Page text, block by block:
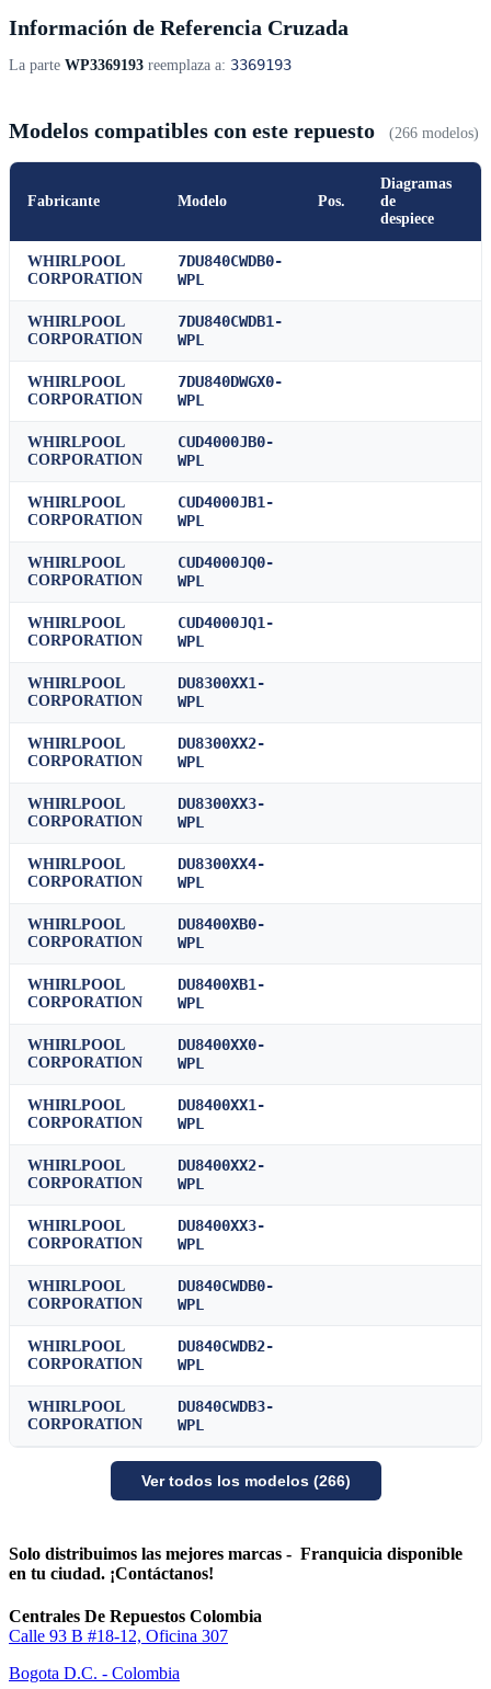
Información de Referencia Cruzada
La parte WP3369193 reemplaza a: 3369193
Modelos compatibles con este repuesto (266 modelos)
Fabricante Modelo Pos.
Diagramas
de
despiece
WHIRLPOOL
CORPORATION
7DU840CWDB0-
WPL
WHIRLPOOL
CORPORATION
7DU840CWDB1-
WPL
WHIRLPOOL
CORPORATION
7DU840DWGX0-
WPL
WHIRLPOOL
CORPORATION
CUD4000JB0-
WPL
WHIRLPOOL
CORPORATION
CUD4000JB1-
WPL
WHIRLPOOL
CORPORATION
CUD4000JQ0-
WPL
WHIRLPOOL
CORPORATION
CUD4000JQ1-
WPL
WHIRLPOOL
CORPORATION
DU8300XX1-
WPL
WHIRLPOOL
CORPORATION
DU8300XX2-
WPL
WHIRLPOOL
CORPORATION
DU8300XX3-
WPL
WHIRLPOOL
CORPORATION
DU8300XX4-
WPL
WHIRLPOOL
CORPORATION
DU8400XB0-
WPL
WHIRLPOOL
CORPORATION
DU8400XB1-
WPL
WHIRLPOOL
CORPORATION
DU8400XX0-
WPL
WHIRLPOOL
CORPORATION
DU8400XX1-
WPL
WHIRLPOOL
CORPORATION
DU8400XX2-
WPL
WHIRLPOOL
CORPORATION
DU8400XX3-
WPL
WHIRLPOOL
CORPORATION
DU840CWDB0-
WPL
WHIRLPOOL
CORPORATION
DU840CWDB2-
WPL
WHIRLPOOL
CORPORATION
DU840CWDB3-
WPL
Ver todos los modelos (266)
Solo distribuimos las mejores marcas - Franquicia disponible
en tu ciudad. ¡Contáctanos!
Centrales De Repuestos Colombia
Calle 93 B #18-12, Oficina 307
Bogota D.C. - Colombia